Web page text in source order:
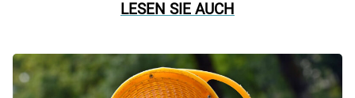
LESEN SIE AUCH